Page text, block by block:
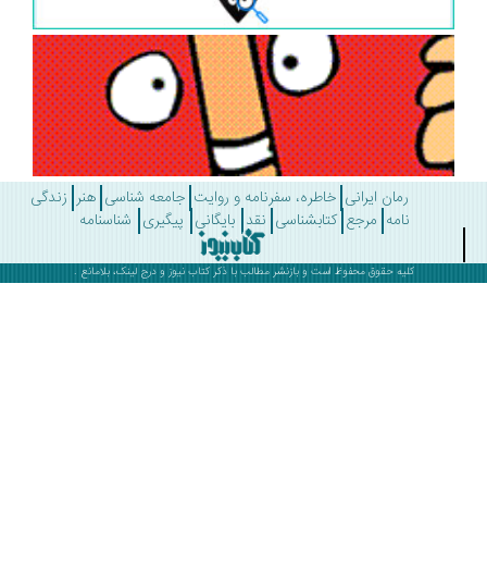
رمان ایرانی خاطره، سفرنامه و روایت جامعه شناسی هنر زندگی
مرجع کتابشناسی نقد بایگانی پیگیری شناسنامه
کلیه حقوق محفوظ است و بازنشر مطالب با ذکرکتاب نیوز و درج لینک، بلامانع .